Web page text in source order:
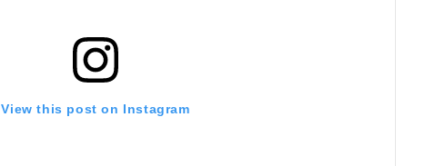
View this post on Instagram